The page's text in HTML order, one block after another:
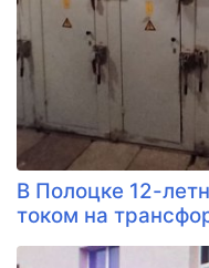
В Полоцке 12-
током на